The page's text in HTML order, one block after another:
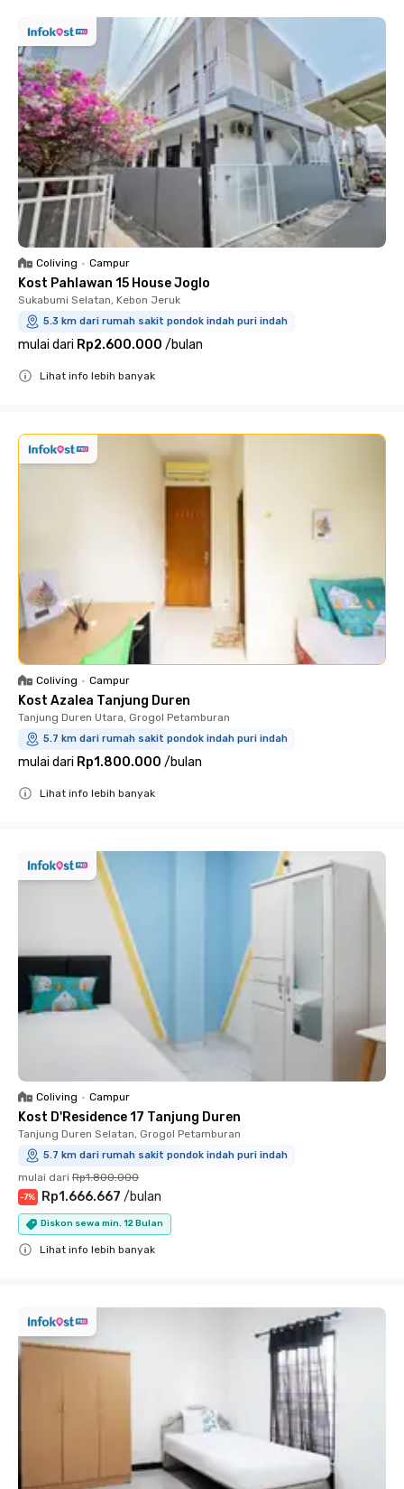
Coliving • Campur
Kost Pahlawan 15 House Joglo
Sukabumi Selatan, Kebon Jeruk
5.3 km dari rumah sakit pondok indah puri indah
mulai dari Rp2.600.000 /bulan
Lihat info lebih banyak
Coliving • Campur
Kost Azalea Tanjung Duren
Tanjung Duren Utara, Grogol Petamburan
5.7 km dari rumah sakit pondok indah puri indah
mulai dari Rp1.800.000 /bulan
Lihat info lebih banyak
Coliving • Campur
Kost D'Residence 17 Tanjung Duren
Tanjung Duren Selatan, Grogol Petamburan
5.7 km dari rumah sakit pondok indah puri indah
mulai dari Rp1.800.000
-7% Rp1.666.667 /bulan
Diskon sewa min. 12 Bulan
Lihat info lebih banyak